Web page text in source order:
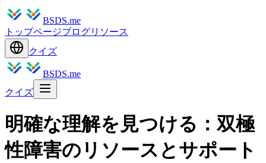
BSDS.me
トップページブログリソース
クイズ
BSDS.me
クイズ
明確な理解を見つける：双極
性障害のリソースとサポート